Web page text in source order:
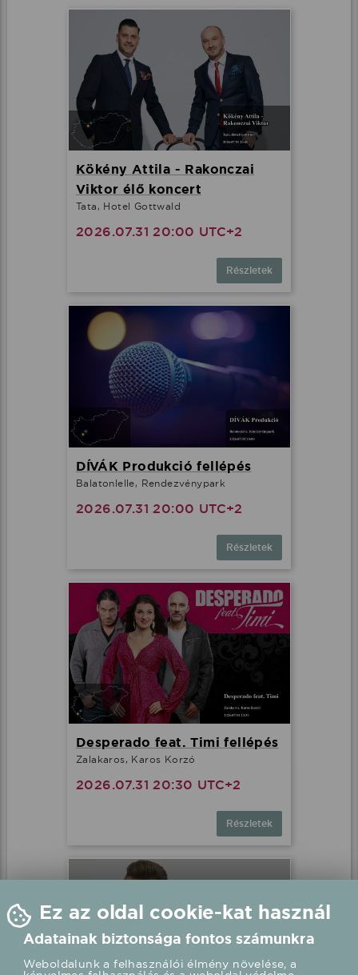
Kökény Attila - Rakonczai
Viktor élő koncert
Tata, Hotel Gottwald
2026.07.31 20:00 UTC+2
Részletek
DÍVÁK Produkció fellépés
Balatonlelle, Rendezvénypark
2026.07.31 20:00 UTC+2
Részletek
Desperado feat. Timi fellépés
Zalakaros, Karos Korzó
2026.07.31 20:30 UTC+2
Részletek
Minden cookie elfogadása
További lehetőségek